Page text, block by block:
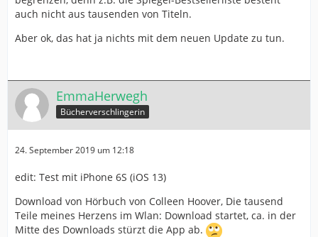
auch nicht aus tausenden von Titeln.
Aber ok, das hat ja nichts mit dem neuen Update zu tun.
EmmaHerwegh
Bücherverschlingerin
24. September 2019 um 12:18
edit: Test mit iPhone 6S (iOS 13)
Download von Hörbuch von Colleen Hoover, Die tausend
Teile meines Herzens im Wlan: Download startet, ca. in der
Mitte des Downloads stürzt die App ab.